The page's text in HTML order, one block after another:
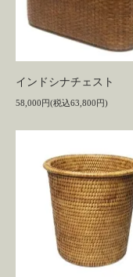
インドシナチェスト
58,000円(税込63,800円)